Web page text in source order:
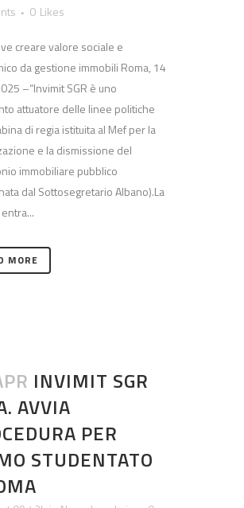
0 Likes
creare valore sociale e
da gestione immobili Roma, 14
–“Invimit SGR è uno
attuatore delle linee politiche
di regia istituita al Mef per la
e la dismissione del
immobiliare pubblico
dal Sottosegretario Albano).La
MORE
INVIMIT SGR
AVVIA
PER
STUDENTATO